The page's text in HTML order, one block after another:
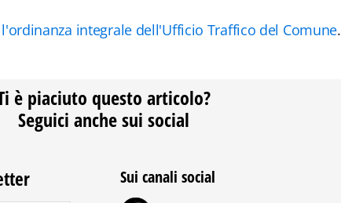
integrale dell'Ufficio Traffico del Comune.
è piaciuto questo articolo?
Seguici anche sui social
Sui canali social